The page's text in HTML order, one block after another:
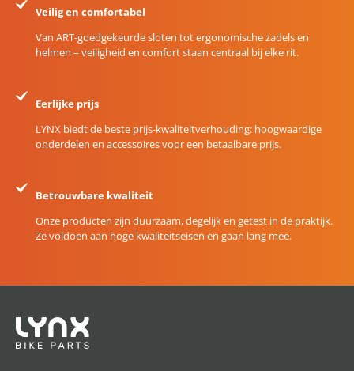
Veilig en comfortabel
Van ART-goedgekeurde sloten tot ergonomische zadels en
helmen – veiligheid en comfort staan centraal bij elke rit.
Eerlijke prijs
LYNX biedt de beste prijs-kwaliteitverhouding: hoogwaardige
onderdelen en accessoires voor een betaalbare prijs.
Betrouwbare kwaliteit
Onze producten zijn duurzaam, degelijk en getest in de praktijk.
Ze voldoen aan hoge kwaliteitseisen en gaan lang mee.